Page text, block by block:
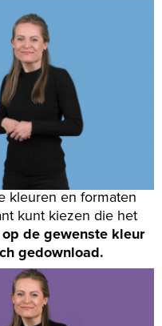
kleuren en formaten
kunt kiezen die het
de gewenste kleur
gedownload.